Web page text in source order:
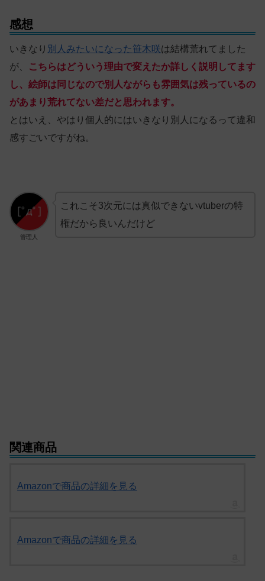
感想
いきなり 別人みたいになった笹木咲は結構荒れてました
が、
こちらはどういう理由で変えたか詳しく説明してます
し、絵師は同じなので別人ながらも雰囲気は残っているの
があまり荒れてない差だと思われます。
とはいえ、やはり個人的にはいきなり別人になるって違和
感すごいですがね。
管理人
これこそ3次元には真似できないvtuberの特
権だから良いんだけど
関連商品
Amazonで商品の詳細を見る
Amazonで商品の詳細を見る